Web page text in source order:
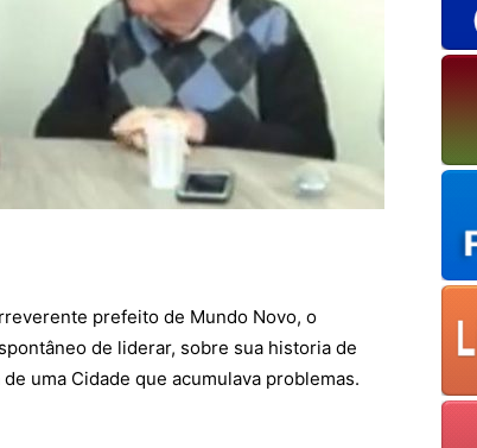
prefeito de Mundo Novo, o
de liderar, sobre sua historia de
uma Cidade que acumulava problemas.